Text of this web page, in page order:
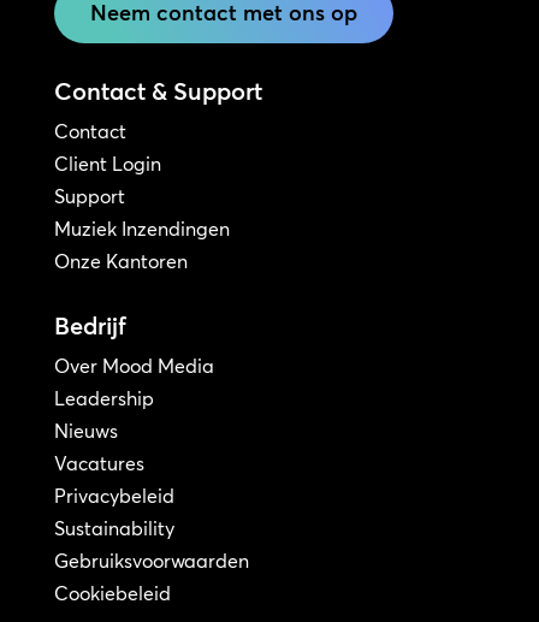
Neem contact met ons op
Contact & Support
Contact
Client Login
Support
Muziek Inzendingen
Onze Kantoren
Bedrijf
Over Mood Media
Leadership
Nieuws
Vacatures
Privacybeleid
Sustainability
Gebruiksvoorwaarden
Cookiebeleid